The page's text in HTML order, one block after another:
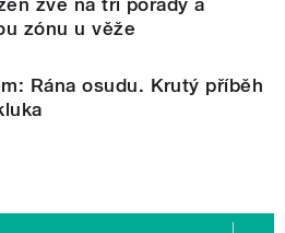
zve na tři pořady a
zónu u věže
Rána osudu. Krutý příběh